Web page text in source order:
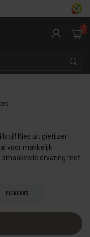
0
Kies uit gietijzer
voor makkelijk
smaakvolle ervaring met
Plancha's